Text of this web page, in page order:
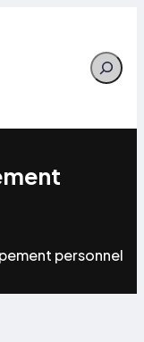
Search
personnel